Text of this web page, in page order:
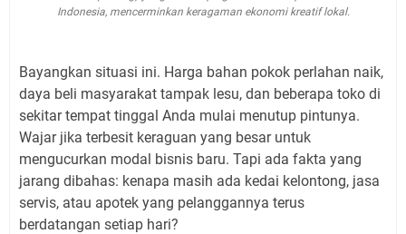
Indonesia, mencerminkan keragaman ekonomi kreatif lokal.
Bayangkan situasi ini. Harga bahan pokok perlahan naik,
daya beli masyarakat tampak lesu, dan beberapa toko di
sekitar tempat tinggal Anda mulai menutup pintunya.
Wajar jika terbesit keraguan yang besar untuk
mengucurkan modal bisnis baru. Tapi ada fakta yang
jarang dibahas: kenapa masih ada kedai kelontong, jasa
servis, atau apotek yang pelanggannya terus
berdatangan setiap hari?